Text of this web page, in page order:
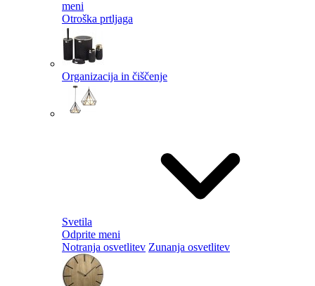
meni
Otroška prtljaga
Organizacija in čiščenje
Svetila
Odprite meni
Notranja osvetlitev Zunanja osvetlitev